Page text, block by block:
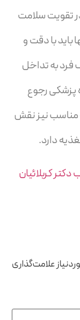
تقویت سلامت
باید با دقت و
به تداخل
پزشکی رجوع
مناسب نیز نقش
دارد.
دکتر کربلائیان
علامت‌گذاری